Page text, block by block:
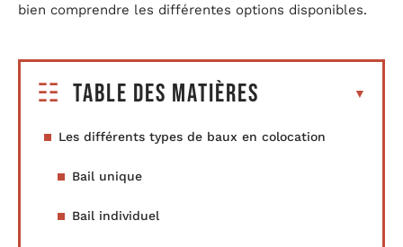
bien comprendre les différentes options disponibles.
Table des matières
Les différents types de baux en colocation
Bail unique
Bail individuel